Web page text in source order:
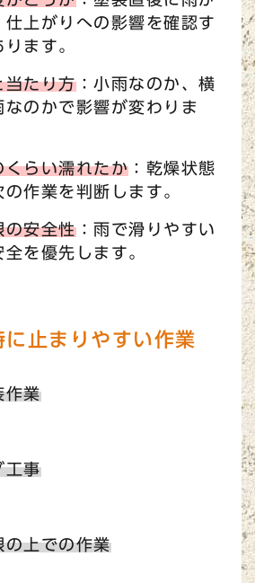
仕上がりへの影響を確認す
ます。
当たり方：小雨なのか、横
なのかで影響が変わりま
くらい濡れたか ：乾燥状態
作業を判断します。
の安全性：雨で滑りやすい
を優先します。
止まりやすい作業
作業
工事
の上での作業